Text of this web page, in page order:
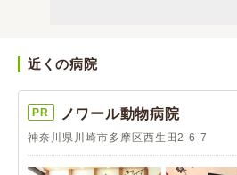
近くの病院
PR ノワール動物病院
神奈川県川崎市多摩区西生田2-6-7